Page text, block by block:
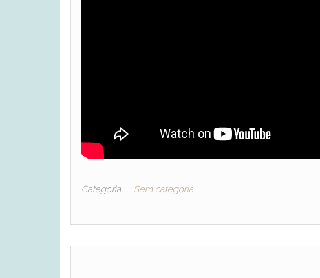
Categoria Sem categoria